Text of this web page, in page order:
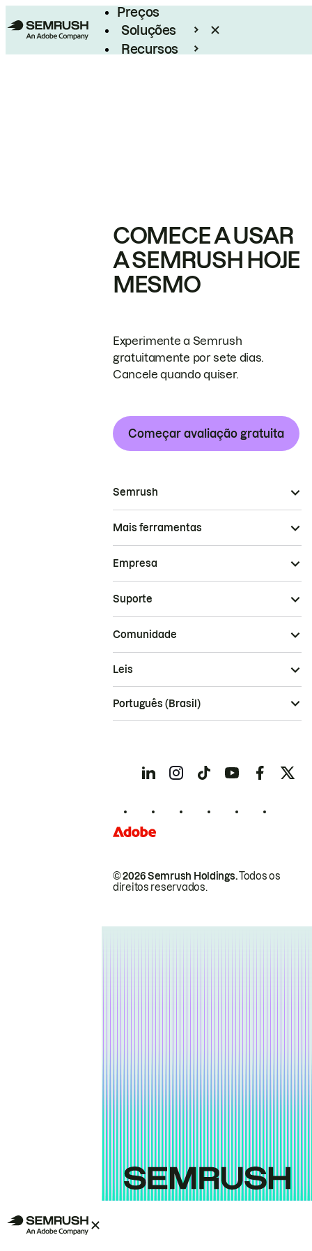
Preços
Soluções
Recursos
COMECE A USAR
A SEMRUSH HOJE
MESMO
Experimente a Semrush
gratuitamente por sete dias.
Cancele quando quiser.
Começar avaliação gratuita
Semrush
Mais ferramentas
Empresa
Suporte
Comunidade
© 2026 Semrush Holdings.Todos os
direitos reservados.
Leis
Português (Brasil)